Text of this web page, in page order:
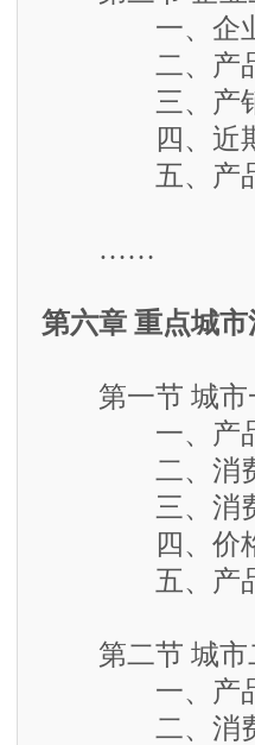
一、企业
二、产品
三、产销
四、近期
五、产品
……
第六章 重点城
第一节 城市
一、产品
二、消费
三、消费
四、价格
五、产品
第二节 城市
一、产品
二、消费